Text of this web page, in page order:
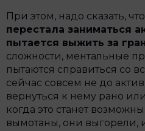
При этом, надо сказать, что
перестала заниматься
пытается выжить за
сложности, ментальные
пытаются справиться со
сейчас совсем не до
вернуться к нему рано
когда это станет
вымотаны, они выгорели,